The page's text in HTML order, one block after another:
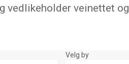
vedlikeholder veinettet og
Velg by